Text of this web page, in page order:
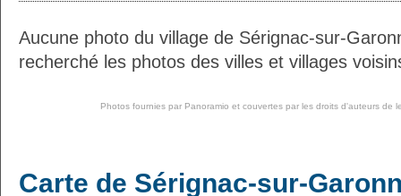
Aucune photo du village de Sérignac-sur-
recherché les photos des villes et villages
Photos fournies par Panoramio et couvertes par les droits d'auteurs de
Carte de Sérignac-sur-